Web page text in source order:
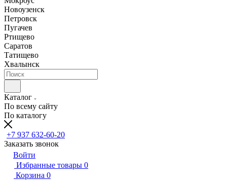
Новоузенск
Петровск
Пугачев
Ртищево
Саратов
Татищево
Хвалынск
Каталог
По всему сайту
По каталогу
+7 937 632-60-20
Заказать звонок
Войти
Избранные товары 0
Корзина 0